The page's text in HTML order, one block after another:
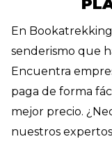
ocultos. Cada
propia historia
sobre la vida y
después de
inolvidable en
vista de Machu
En
senderismo que
Encuentra
paga de forma
mejor precio.
nuestros